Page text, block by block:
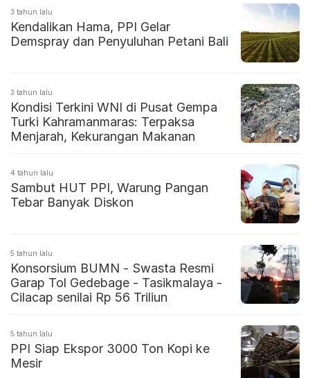
3 tahun lalu
Kendalikan Hama, PPI Gelar
Demspray dan Penyuluhan Petani Bali
3 tahun lalu
Kondisi Terkini WNI di Pusat Gempa
Turki Kahramanmaras: Terpaksa
Menjarah, Kekurangan Makanan
4 tahun lalu
Sambut HUT PPI, Warung Pangan
Tebar Banyak Diskon
5 tahun lalu
Konsorsium BUMN - Swasta Resmi
Garap Tol Gedebage - Tasikmalaya -
Cilacap senilai Rp 56 Triliun
5 tahun lalu
PPI Siap Ekspor 3000 Ton Kopi ke
Mesir